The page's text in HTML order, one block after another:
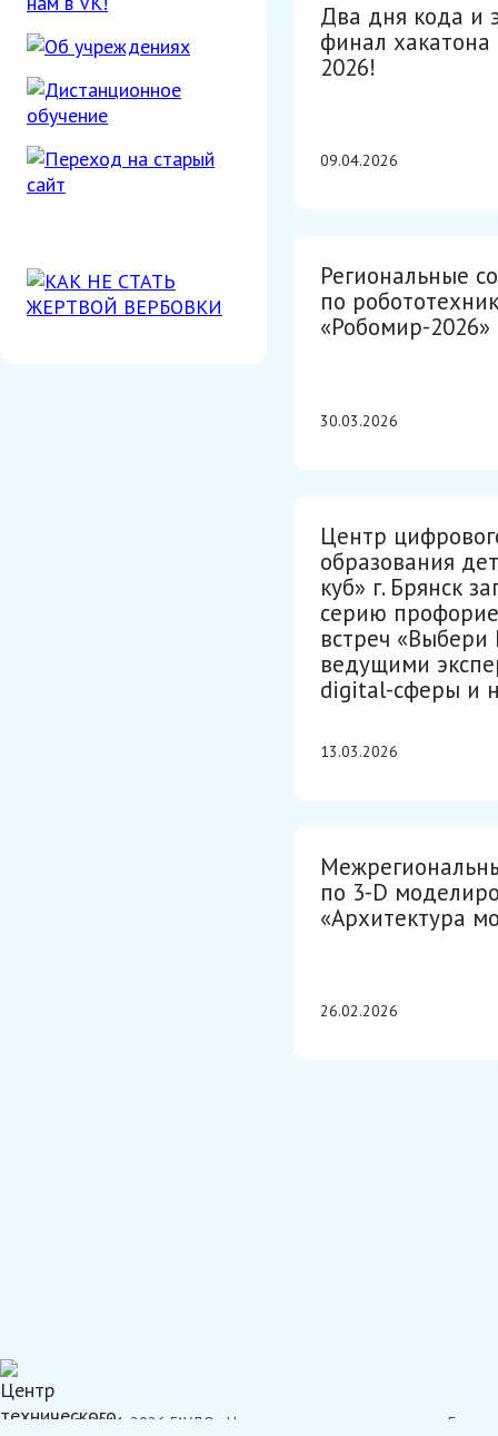
Два дня кода и
финал
2026!
09.04.2026
Региональные
по
«Робомир-2026»
30.03.2026
Центр
образования
куб» г. Брянск
серию
встреч «Выбери
ведущими
digital-сферы и
13.03.2026
по 3-D
«Архитектура
26.02.2026
© 2011-2026 ГАУДО «Центр технического творчества